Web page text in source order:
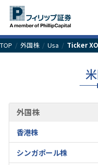
TOP / 外国株/ Usa / Ticker
外国株
香港株
シンガポール株